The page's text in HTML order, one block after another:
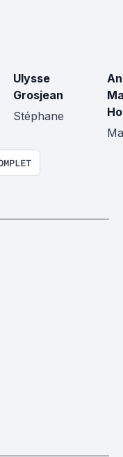
Ulysse
Grosjean
Stéphane